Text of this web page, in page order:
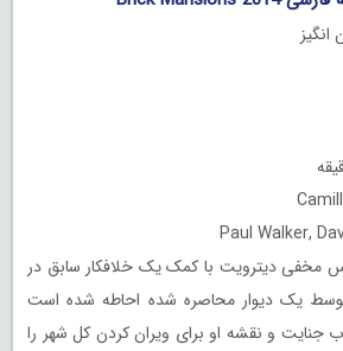
مخفی دیترویت با کمک یک خلافکار سابق در
یک دیوار محاصره شده احاطه شده است
جنایت و نقشه او برای ویران کردن کل شهر را